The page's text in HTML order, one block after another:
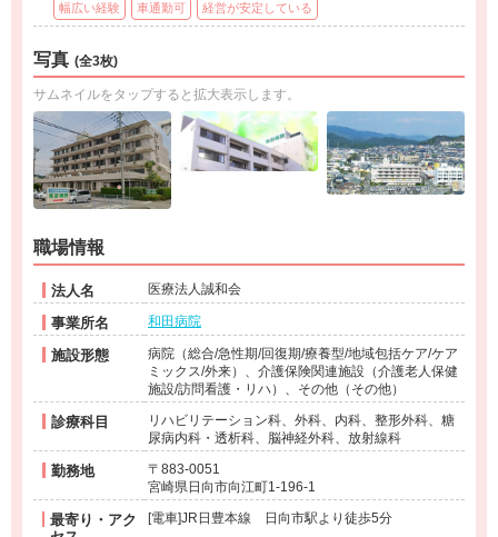
幅広い経験 車通勤可 経営が安定している
写真 (全3枚)
サムネイルをタップすると拡大表示します。
職場情報
法人名 医療法人誠和会
事業所名 和田病院
施設形態
病院（総合/急性期/回復期/療養型/地域包括ケア/ケア
ミックス/外来）、介護保険関連施設（介護老人保健
施設/訪問看護・リハ）、その他（その他）
診療科目
リハビリテーション科、外科、内科、整形外科、糖
尿病内科・透析科、脳神経外科、放射線科
勤務地
〒883-0051
宮崎県日向市向江町1-196-1
最寄り・アク
[電車]JR日豊本線 日向市駅より徒歩5分